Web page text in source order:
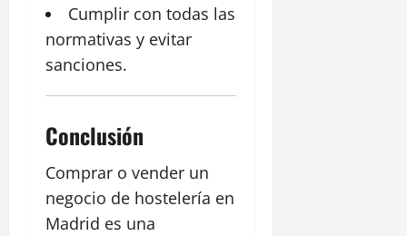
Cumplir con todas las
normativas y evitar
sanciones.
Conclusión
Comprar o vender un
negocio de hostelería en
Madrid es una